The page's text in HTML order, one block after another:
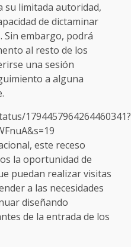
su limitada autoridad,
de dictaminar
Sin embargo, podrá
al resto de los
una sesión
a alguna
1794457964264460341?
este receso
la oportunidad de
puedan realizar visitas
a las necesidades
diseñando
de la entrada de los